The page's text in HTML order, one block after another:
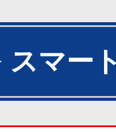
スマー